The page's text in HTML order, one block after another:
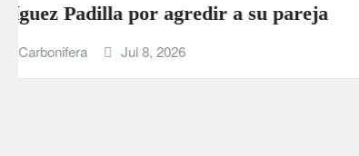
terremotos en Venezuela
La Carbonifera